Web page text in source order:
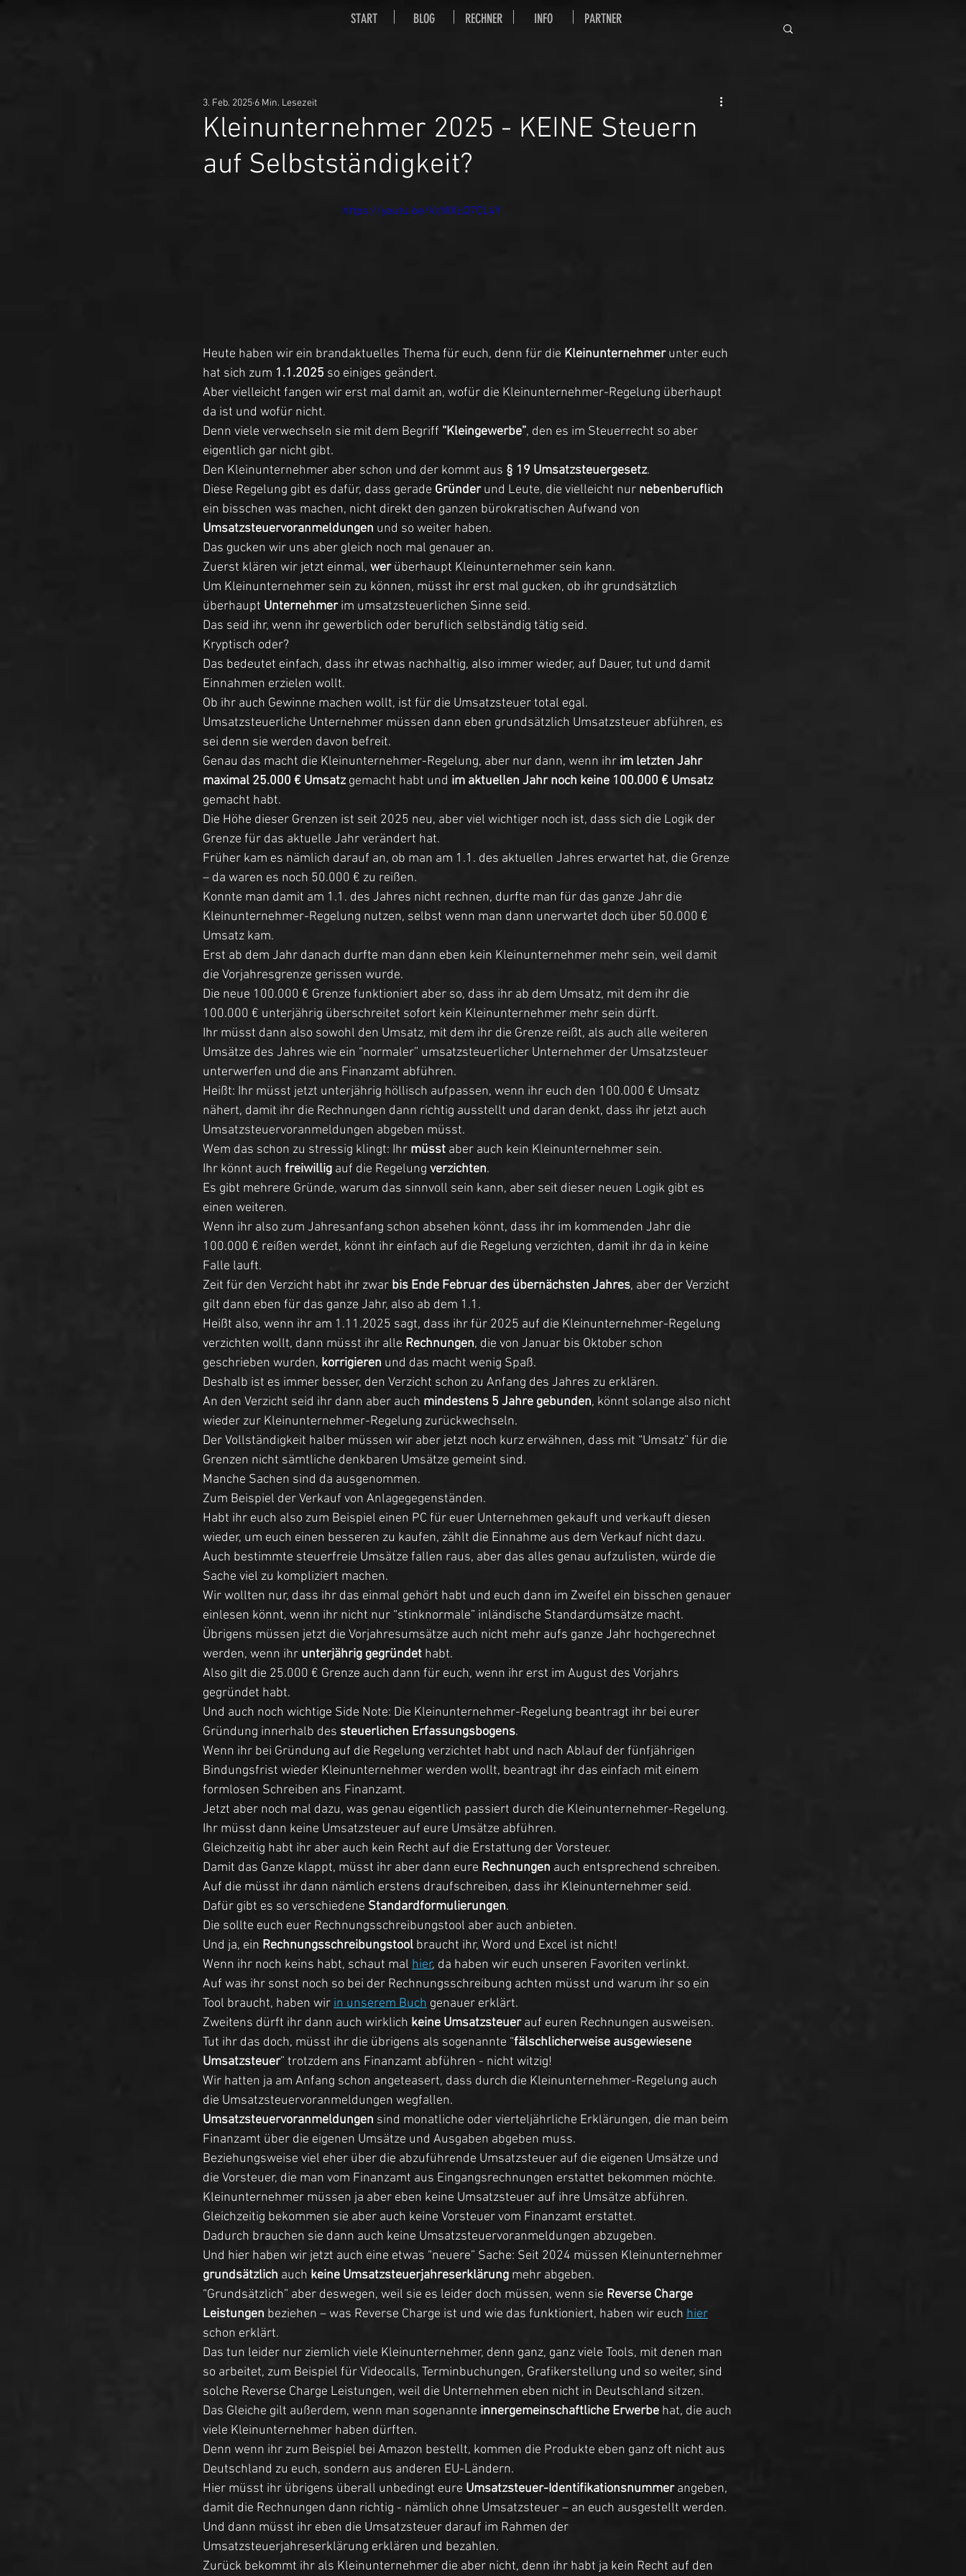
Kleinunternehmer 2025 - KEINE Steuern
auf Selbstständigkeit?
3. Feb. 2025 6 Min. Lesezeit
https://youtu.be/VcWXLQ7CL4Y
Heute haben wir ein brandaktuelles Thema für euch, denn für die Kleinunternehmer unter euch
hat sich zum 1.1.2025 so einiges geändert.
Aber vielleicht fangen wir erst mal damit an, wofür die Kleinunternehmer-Regelung überhaupt
da ist und wofür nicht.
Denn viele verwechseln sie mit dem Begriff “Kleingewerbe”, den es im Steuerrecht so aber
eigentlich gar nicht gibt.
Den Kleinunternehmer aber schon und der kommt aus § 19 Umsatzsteuergesetz.
Diese Regelung gibt es dafür, dass gerade Gründer und Leute, die vielleicht nur nebenberuflich
ein bisschen was machen, nicht direkt den ganzen bürokratischen Aufwand von
Umsatzsteuervoranmeldungen und so weiter haben.
Das gucken wir uns aber gleich noch mal genauer an.
Zuerst klären wir jetzt einmal, wer überhaupt Kleinunternehmer sein kann.
Um Kleinunternehmer sein zu können, müsst ihr erst mal gucken, ob ihr grundsätzlich
überhaupt Unternehmer im umsatzsteuerlichen Sinne seid.
Das seid ihr, wenn ihr gewerblich oder beruflich selbständig tätig seid.
Kryptisch oder?
Das bedeutet einfach, dass ihr etwas nachhaltig, also immer wieder, auf Dauer, tut und damit
Einnahmen erzielen wollt.
Ob ihr auch Gewinne machen wollt, ist für die Umsatzsteuer total egal.
Umsatzsteuerliche Unternehmer müssen dann eben grundsätzlich Umsatzsteuer abführen, es
sei denn sie werden davon befreit.
Genau das macht die Kleinunternehmer-Regelung, aber nur dann, wenn ihr im letzten Jahr
maximal 25.000 € Umsatz gemacht habt und im aktuellen Jahr noch keine 100.000 € Umsatz
gemacht habt.
Die Höhe dieser Grenzen ist seit 2025 neu, aber viel wichtiger noch ist, dass sich die Logik der
Grenze für das aktuelle Jahr verändert hat.
Früher kam es nämlich darauf an, ob man am 1.1. des aktuellen Jahres erwartet hat, die Grenze
– da waren es noch 50.000 € zu reißen.
Konnte man damit am 1.1. des Jahres nicht rechnen, durfte man für das ganze Jahr die
Kleinunternehmer-Regelung nutzen, selbst wenn man dann unerwartet doch über 50.000 €
Umsatz kam.
Erst ab dem Jahr danach durfte man dann eben kein Kleinunternehmer mehr sein, weil damit
die Vorjahresgrenze gerissen wurde.
Die neue 100.000 € Grenze funktioniert aber so, dass ihr ab dem Umsatz, mit dem ihr die
100.000 € unterjährig überschreitet sofort kein Kleinunternehmer mehr sein dürft.
Ihr müsst dann also sowohl den Umsatz, mit dem ihr die Grenze reißt, als auch alle weiteren
Umsätze des Jahres wie ein “normaler” umsatzsteuerlicher Unternehmer der Umsatzsteuer
unterwerfen und die ans Finanzamt abführen.
Heißt: Ihr müsst jetzt unterjährig höllisch aufpassen, wenn ihr euch den 100.000 € Umsatz
nähert, damit ihr die Rechnungen dann richtig ausstellt und daran denkt, dass ihr jetzt auch
Umsatzsteuervoranmeldungen abgeben müsst.
Wem das schon zu stressig klingt: Ihr müsst aber auch kein Kleinunternehmer sein.
Ihr könnt auch freiwillig auf die Regelung verzichten.
Es gibt mehrere Gründe, warum das sinnvoll sein kann, aber seit dieser neuen Logik gibt es
einen weiteren.
Wenn ihr also zum Jahresanfang schon absehen könnt, dass ihr im kommenden Jahr die
100.000 € reißen werdet, könnt ihr einfach auf die Regelung verzichten, damit ihr da in keine
Falle lauft.
Zeit für den Verzicht habt ihr zwar bis Ende Februar des übernächsten Jahres, aber der Verzicht
gilt dann eben für das ganze Jahr, also ab dem 1.1.
Heißt also, wenn ihr am 1.11.2025 sagt, dass ihr für 2025 auf die Kleinunternehmer-Regelung
verzichten wollt, dann müsst ihr alle Rechnungen, die von Januar bis Oktober schon
geschrieben wurden, korrigieren und das macht wenig Spaß.
Deshalb ist es immer besser, den Verzicht schon zu Anfang des Jahres zu erklären.
An den Verzicht seid ihr dann aber auch mindestens 5 Jahre gebunden, könnt solange also nicht
wieder zur Kleinunternehmer-Regelung zurückwechseln.
Der Vollständigkeit halber müssen wir aber jetzt noch kurz erwähnen, dass mit “Umsatz” für die
Grenzen nicht sämtliche denkbaren Umsätze gemeint sind.
Manche Sachen sind da ausgenommen.
Zum Beispiel der Verkauf von Anlagegegenständen.
Habt ihr euch also zum Beispiel einen PC für euer Unternehmen gekauft und verkauft diesen
wieder, um euch einen besseren zu kaufen, zählt die Einnahme aus dem Verkauf nicht dazu.
Auch bestimmte steuerfreie Umsätze fallen raus, aber das alles genau aufzulisten, würde die
Sache viel zu kompliziert machen.
Wir wollten nur, dass ihr das einmal gehört habt und euch dann im Zweifel ein bisschen genauer
einlesen könnt, wenn ihr nicht nur “stinknormale” inländische Standardumsätze macht.
Übrigens müssen jetzt die Vorjahresumsätze auch nicht mehr aufs ganze Jahr hochgerechnet
werden, wenn ihr unterjährig gegründet habt.
Also gilt die 25.000 € Grenze auch dann für euch, wenn ihr erst im August des Vorjahrs
gegründet habt.
Und auch noch wichtige Side Note: Die Kleinunternehmer-Regelung beantragt ihr bei eurer
Gründung innerhalb des steuerlichen Erfassungsbogens.
Wenn ihr bei Gründung auf die Regelung verzichtet habt und nach Ablauf der fünfjährigen
Bindungsfrist wieder Kleinunternehmer werden wollt, beantragt ihr das einfach mit einem
formlosen Schreiben ans Finanzamt.
Jetzt aber noch mal dazu, was genau eigentlich passiert durch die Kleinunternehmer-Regelung.
Ihr müsst dann keine Umsatzsteuer auf eure Umsätze abführen.
Gleichzeitig habt ihr aber auch kein Recht auf die Erstattung der Vorsteuer.
Damit das Ganze klappt, müsst ihr aber dann eure Rechnungen auch entsprechend schreiben.
Auf die müsst ihr dann nämlich erstens draufschreiben, dass ihr Kleinunternehmer seid.
Dafür gibt es so verschiedene Standardformulierungen.
Die sollte euch euer Rechnungsschreibungstool aber auch anbieten.
Und ja, ein Rechnungsschreibungstool braucht ihr, Word und Excel ist nicht!
Wenn ihr noch keins habt, schaut mal hier, da haben wir euch unseren Favoriten verlinkt.
Auf was ihr sonst noch so bei der Rechnungsschreibung achten müsst und warum ihr so ein
Tool braucht, haben wir in unserem Buch genauer erklärt.
Zweitens dürft ihr dann auch wirklich keine Umsatzsteuer auf euren Rechnungen ausweisen.
Tut ihr das doch, müsst ihr die übrigens als sogenannte “fälschlicherweise ausgewiesene
Umsatzsteuer” trotzdem ans Finanzamt abführen - nicht witzig!
Wir hatten ja am Anfang schon angeteasert, dass durch die Kleinunternehmer-Regelung auch
die Umsatzsteuervoranmeldungen wegfallen.
Umsatzsteuervoranmeldungen sind monatliche oder vierteljährliche Erklärungen, die man beim
Finanzamt über die eigenen Umsätze und Ausgaben abgeben muss.
Beziehungsweise viel eher über die abzuführende Umsatzsteuer auf die eigenen Umsätze und
die Vorsteuer, die man vom Finanzamt aus Eingangsrechnungen erstattet bekommen möchte.
Kleinunternehmer müssen ja aber eben keine Umsatzsteuer auf ihre Umsätze abführen.
Gleichzeitig bekommen sie aber auch keine Vorsteuer vom Finanzamt erstattet.
Dadurch brauchen sie dann auch keine Umsatzsteuervoranmeldungen abzugeben.
Und hier haben wir jetzt auch eine etwas “neuere” Sache: Seit 2024 müssen Kleinunternehmer
grundsätzlich auch keine Umsatzsteuerjahreserklärung mehr abgeben.
“Grundsätzlich” aber deswegen, weil sie es leider doch müssen, wenn sie Reverse Charge
Leistungen beziehen – was Reverse Charge ist und wie das funktioniert, haben wir euch hier
schon erklärt.
Das tun leider nur ziemlich viele Kleinunternehmer, denn ganz, ganz viele Tools, mit denen man
so arbeitet, zum Beispiel für Videocalls, Terminbuchungen, Grafikerstellung und so weiter, sind
solche Reverse Charge Leistungen, weil die Unternehmen eben nicht in Deutschland sitzen.
Das Gleiche gilt außerdem, wenn man sogenannte innergemeinschaftliche Erwerbe hat, die auch
viele Kleinunternehmer haben dürften.
Denn wenn ihr zum Beispiel bei Amazon bestellt, kommen die Produkte eben ganz oft nicht aus
Deutschland zu euch, sondern aus anderen EU-Ländern.
Hier müsst ihr übrigens überall unbedingt eure Umsatzsteuer-Identifikationsnummer angeben,
damit die Rechnungen dann richtig - nämlich ohne Umsatzsteuer – an euch ausgestellt werden.
Und dann müsst ihr eben die Umsatzsteuer darauf im Rahmen der
Umsatzsteuerjahreserklärung erklären und bezahlen.
Zurück bekommt ihr als Kleinunternehmer die aber nicht, denn ihr habt ja kein Recht auf den
START BLOG RECHNER INFO PARTNER